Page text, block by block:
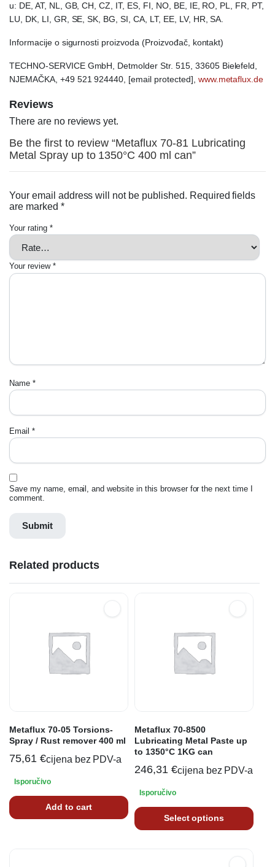
u: DE, AT, NL, GB, CH, CZ, IT, ES, FI, NO, BE, IE, RO, PL, FR, PT,
LU, DK, LI, GR, SE, SK, BG, SI, CA, LT, EE, LV, HR, SA.
Informacije o sigurnosti proizvoda (Proizvođač, kontakt)
TECHNO-SERVICE GmbH, Detmolder Str. 515, 33605 Bielefeld,
NJEMAČKA, +49 521 924440, [email protected], www.metaflux.de
Reviews
There are no reviews yet.
Be the first to review “Metaflux 70-81 Lubricating
Metal Spray up to 1350°C 400 ml can”
Your email address will not be published. Required fields
are marked *
Your rating *
Your review *
Name *
Email *
Save my name, email, and website in this browser for the next time I
comment.
Related products
Metaflux 70-05 Torsions-
Spray / Rust remover 400 ml
75,61 €cijena bez PDV-a
Isporučivo
Add to cart
Metaflux 70-8500
Lubricating Metal Paste up
to 1350°C 1KG can
246,31 €cijena bez PDV-a
Isporučivo
Select options